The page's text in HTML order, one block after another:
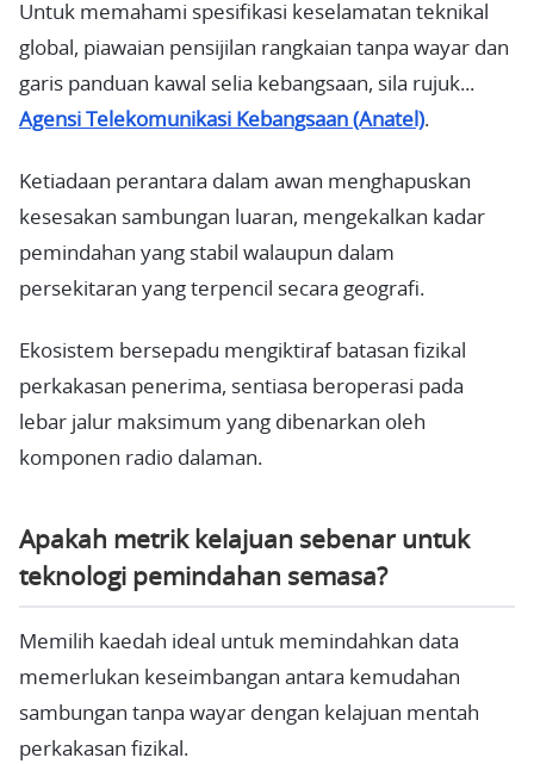
Untuk memahami spesifikasi keselamatan teknikal
global, piawaian pensijilan rangkaian tanpa wayar dan
garis panduan kawal selia kebangsaan, sila rujuk...
Agensi Telekomunikasi Kebangsaan (Anatel).
Ketiadaan perantara dalam awan menghapuskan
kesesakan sambungan luaran, mengekalkan kadar
pemindahan yang stabil walaupun dalam
persekitaran yang terpencil secara geografi.
Ekosistem bersepadu mengiktiraf batasan fizikal
perkakasan penerima, sentiasa beroperasi pada
lebar jalur maksimum yang dibenarkan oleh
komponen radio dalaman.
Apakah metrik kelajuan sebenar untuk
teknologi pemindahan semasa?
Memilih kaedah ideal untuk memindahkan data
memerlukan keseimbangan antara kemudahan
sambungan tanpa wayar dengan kelajuan mentah
perkakasan fizikal.